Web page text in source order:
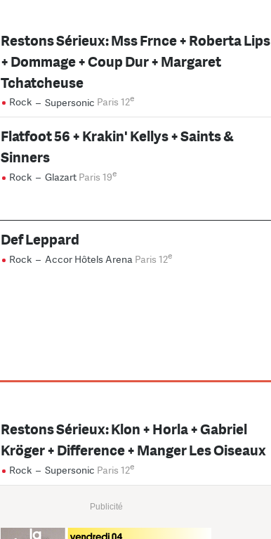
Restons Sérieux: Mss Frnce + Roberta Lips
+ Dommage + Coup Dur + Margaret
Tchatcheuse
Rock – Supersonic Paris 12e
Flatfoot 56 + Krakin' Kellys + Saints &
Sinners
Rock – Glazart Paris 19e
Def Leppard
Rock – Accor Hôtels Arena Paris 12e
Restons Sérieux: Klon + Horla + Gabriel
Kröger + Difference + Manger Les Oiseaux
Rock – Supersonic Paris 12e
Publicité